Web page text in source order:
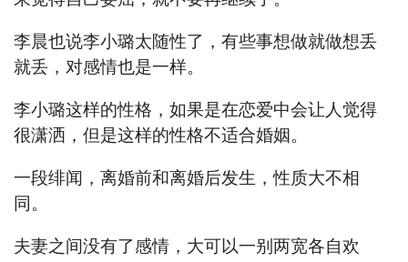
李晨也说李小璐太随性了，有些事想做就做想丢
就丢，对感情也是一样。
李小璐这样的性格，如果是在恋爱中会让人觉得
很潇洒，但是这样的性格不适合婚姻。
一段绯闻，离婚前和离婚后发生，性质大不相
同。
夫妻之间没有了感情，大可以一别两宽各自欢